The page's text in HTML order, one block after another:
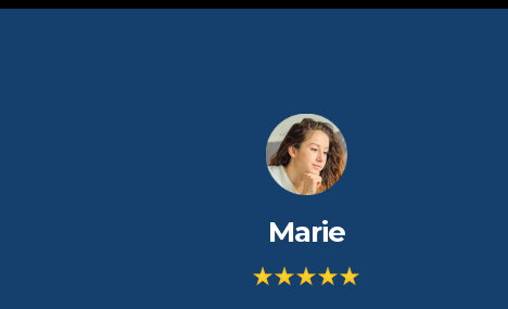
Marie